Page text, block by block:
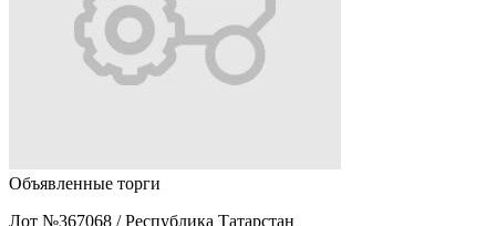
Объявленные торги
Лот №367068 / Республика Татарстан